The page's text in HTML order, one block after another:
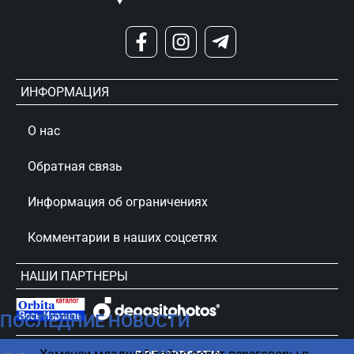
ПОСЛЕДНИЕ НОВОСТИ
ИНФОРМАЦИЯ
О нас
Обратная связь
Информация об ограничениях
Комментарии в наших соцсетях
НАШИ ПАРТНЕРЫ